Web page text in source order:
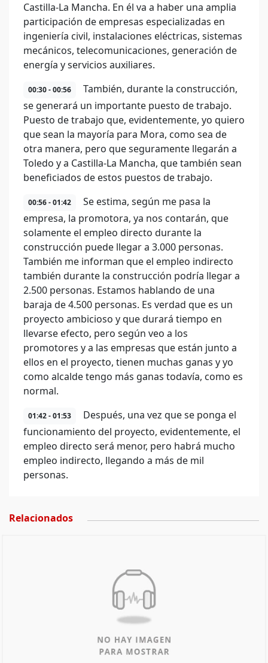
Castilla-La Mancha. En él va a haber una amplia
participación de empresas especializadas en
ingeniería civil, instalaciones eléctricas, sistemas
mecánicos, telecomunicaciones, generación de
energía y servicios auxiliares.
00:30 - 00:56
También, durante la construcción,
se generará un importante puesto de trabajo.
Puesto de trabajo que, evidentemente, yo quiero
que sean la mayoría para Mora, como sea de
otra manera, pero que seguramente llegarán a
Toledo y a Castilla-La Mancha, que también sean
beneficiados de estos puestos de trabajo.
00:56 - 01:42
Se estima, según me pasa la
empresa, la promotora, ya nos contarán, que
solamente el empleo directo durante la
construcción puede llegar a 3.000 personas.
También me informan que el empleo indirecto
también durante la construcción podría llegar a
2.500 personas. Estamos hablando de una
baraja de 4.500 personas. Es verdad que es un
proyecto ambicioso y que durará tiempo en
llevarse efecto, pero según veo a los
promotores y a las empresas que están junto a
ellos en el proyecto, tienen muchas ganas y yo
como alcalde tengo más ganas todavía, como es
normal.
01:42 - 01:53
Después, una vez que se ponga el
funcionamiento del proyecto, evidentemente, el
empleo directo será menor, pero habrá mucho
empleo indirecto, llegando a más de mil
personas.
Relacionados